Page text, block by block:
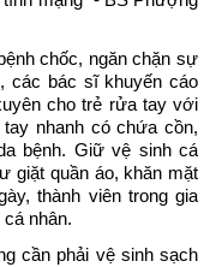
chốc, ngăn chặn sự
các bác sĩ khuyến cáo
cho trẻ rửa tay với
nhanh có chứa cồn,
bệnh. Giữ vệ sinh cá
giặt quần áo, khăn mặt
thành viên trong gia
nhân.
cần phải vệ sinh sạch